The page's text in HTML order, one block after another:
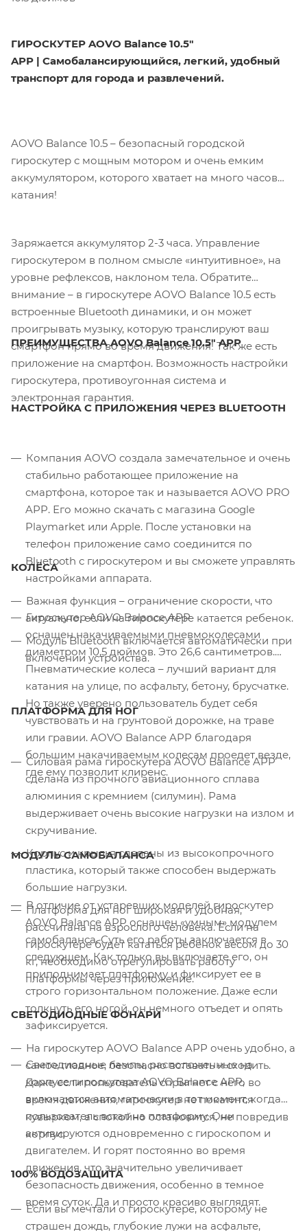
ГИРОСКУТЕР AOVO Balance 10.5"
APP | Самобалансирующийся, легкий, удобный
транспорт для города и развлечений.
AOVO Balance 10.5 – безопасный городской
гироскутер с мощным мотором и очень емким
аккумулятором, которого хватает на много часов
катания!
Заряжается аккумулятор 2-3 часа. Управление
гироскутером в полном смысле «интуитивное», на
уровне рефлексов, наклоном тела. Обратите
внимание – в гироскутере AOVO Balance 10.5 есть
встроенные Bluetooth динамики, и он может
проигрывать музыку, которую транслируют ваш
смартфон прямо во время движения! Так же есть
приложение на смартфон. Возможность настройки
гироскутера, противоугонная система и
электронная гарантия.
ПРЕИМУЩЕСТВА AOVO Balance 10.5" APP
НАСТРОЙКА С ПРИЛОЖЕНИЯ ЧЕРЕЗ BLUETOOTH
Компания AOVO создала замечательное и очень
стабильно работающее приложение на
смартфона, которое так и называется AOVO PRO
APP. Его можно скачать с магазина Google
Playmarket или Apple. После установки на
телефон приложение само соединится по
Bluetooth с гироскутером и вы сможете управлять
настройками аппарата.
Важная функция – ограничение скорости, что
актуально, если на гироскутере катается ребенок.
Модуль Bluetooth включается автоматически при
включении устройства.
КОЛЁСА
Гироскутер AOVO Balance APP
оснащен накачиваемыми пневмоколесами
диаметром 10,5 дюймов. Это 26,6 сантиметров.
Пневматические колеса – лучший вариант для
катания на улице, по асфальту, бетону, брусчатке.
Но также уверено пользователь будет себя
чувствовать и на грунтовой дорожке, на траве
или гравии. AOVO Balance APP благодаря
большим накачиваемым колесам проедет везде,
где ему позволит клиренс.
ПЛАТФОРМА ДЛЯ НОГ
Силовая рама гироскутера AOVO Balance APP
сделана из прочного авиационного сплава
алюминия с кремнием (силумин). Рама
выдерживает очень высокие нагрузки на излом и
скручивание.
Корпус и крылья сделаны из высокопрочного
пластика, который также способен выдержать
большие нагрузки.
Платформа для ног широкая и удобная,
рассчитана на взрослого человека. Если на
гироскутере будет кататься ребенок весом до 30
кг, необходимо отрегулировать работу
платформы через приложение.
МОДУЛЬ САМОБАЛАНСА
В отличие от устаревших моделей гироскутер
AOVO Balance APP оснащен «умным» модулем
самобаланса. Суть его работы заключается в
следующем. Как только вы включаете его, он
приподнимает платформу и фиксирует ее в
строго горизонтальном положение. Даже если
толкнуть его ногой, он немного отъедет и опять
зафиксируется.
На гироскутер AOVO Balance APP очень удобно, а
самое главное, безопасно вставать и сходить.
Даже если пользователь спрыгнет с него во
время движения, гироскутер не покатится
кувырком, а спокойно остановится, не повредив
корпус.
СВЕТОДИОДНЫЕ ФОНАРИ
Светодиодные лампы, расположенные на
корпусе гироскутера AOVO Balance APP,
включаются автоматически в тот момент, когда
пользователь встал на платформу. Они
активируются одновременно с гироскопом и
двигателем. И горят постоянно во время
движения, что значительно увеличивает
безопасность движения, особенно в темное
время суток. Да и просто красиво выглядят.
100% ВОДОЗАЩИТА
Если вы мечтали о гироскутере, которому не
страшен дождь, глубокие лужи на асфальте,